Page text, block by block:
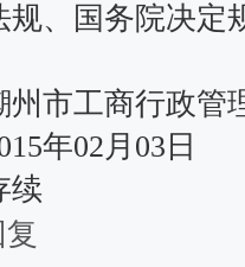
规、国务院决定
市工商行政
年02月03日
复